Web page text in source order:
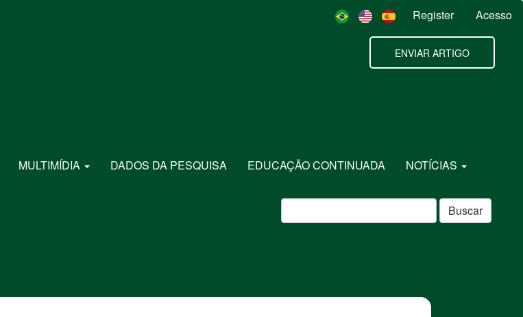
Register Acesso
ENVIAR ARTIGO
MULTIMÍDIA DADOS DA PESQUISA EDUCAÇÃO CONTINUADA NOTÍCIAS
Buscar